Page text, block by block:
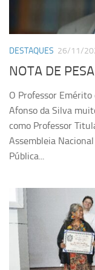
DESTAQUES 26/11/
NOTA DE
O Professor Emérito
Afonso da Silva
como Professor
Assembleia
Pública...